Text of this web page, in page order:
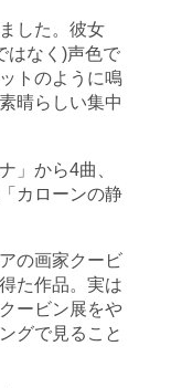
した。彼女
はなく)声色で
トのように鳴
晴らしい集中
」から4曲、
カローンの静
の画家クービ
た作品。実は
ービン展をや
グで見ること